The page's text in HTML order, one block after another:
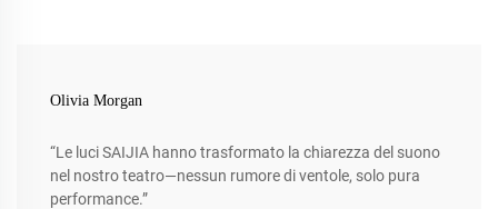
Olivia Morgan
“Le luci SAIJIA hanno trasformato la chiarezza del suono
nel nostro teatro—nessun rumore di ventole, solo pura
performance.”